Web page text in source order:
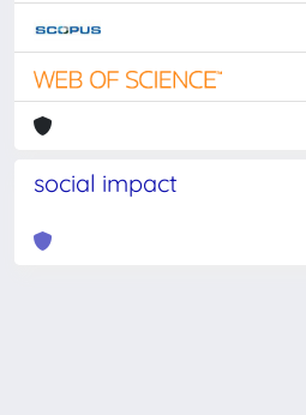
social impact